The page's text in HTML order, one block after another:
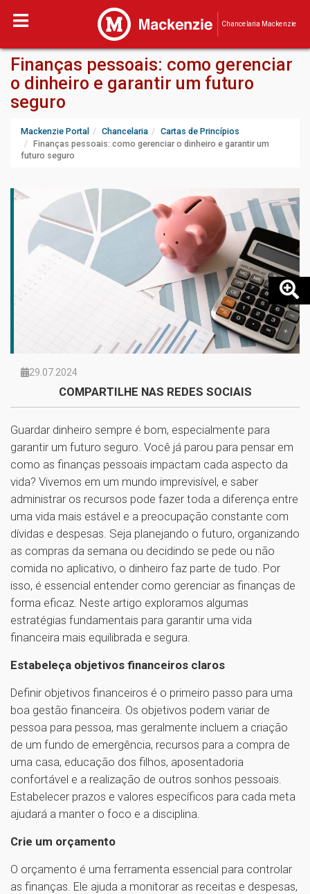
Chancelaria Mackenzie
Finanças pessoais: como gerenciar
o dinheiro e garantir um futuro
seguro
Mackenzie Portal Chancelaria
Cartas de Princípios
Finanças pessoais: como gerenciar o dinheiro e garantir um
futuro seguro
29.07.2024
COMPARTILHE NAS REDES SOCIAIS
Guardar dinheiro sempre é bom, especialmente para
garantir um futuro seguro. Você já parou para pensar em
como as finanças pessoais impactam cada aspecto da
vida? Vivemos em um mundo imprevisível, e saber
administrar os recursos pode fazer toda a diferença entre
uma vida mais estável e a preocupação constante com
dívidas e despesas. Seja planejando o futuro, organizando
as compras da semana ou decidindo se pede ou não
comida no aplicativo, o dinheiro faz parte de tudo. Por
isso, é essencial entender como gerenciar as finanças de
forma eficaz. Neste artigo exploramos algumas
estratégias fundamentais para garantir uma vida
financeira mais equilibrada e segura.
Estabeleça objetivos financeiros claros
Definir objetivos financeiros é o primeiro passo para uma
boa gestão financeira. Os objetivos podem variar de
pessoa para pessoa, mas geralmente incluem a criação
de um fundo de emergência, recursos para a compra de
uma casa, educação dos filhos, aposentadoria
confortável e a realização de outros sonhos pessoais.
Estabelecer prazos e valores específicos para cada meta
ajudará a manter o foco e a disciplina.
Crie um orçamento
O orçamento é uma ferramenta essencial para controlar
as finanças. Ele ajuda a monitorar as receitas e despesas,